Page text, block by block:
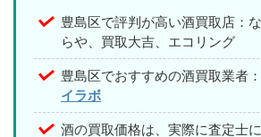
豊島区で評判が高い酒買取店：
らや、買取大吉、エコリング
豊島区でおすすめの酒買取業者：
イラボ
酒の買取価格は、実際に査定士